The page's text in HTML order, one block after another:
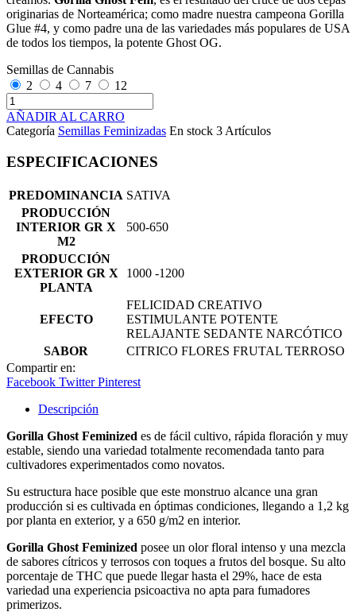
originarias de Norteamérica; como madre nuestra campeona Gorilla
Glue #4, y como padre una de las variedades más populares de USA
de todos los tiempos, la potente Ghost OG.
Semillas de Cannabis
2
4 7 12
AÑADIR AL CARRO
Categoría Semillas Feminizadas En stock 3 Artículos
ESPECIFICACIONES
PREDOMINANCIA SATIVA
PRODUCCIÓN
INTERIOR GR X
M2
500-650
PRODUCCIÓN
EXTERIOR GR X
PLANTA
1000 -1200
EFECTO
FELICIDAD CREATIVO
ESTIMULANTE POTENTE
RELAJANTE SEDANTE NARCÓTICO
SABOR
CITRICO FLORES FRUTAL TERROSO
Compartir en:
Facebook Twitter Pinterest
Descripción
Gorilla Ghost Feminized es de fácil cultivo, rápida floración y muy
estable, siendo una variedad totalmente recomendada tanto para
cultivadores experimentados como novatos.
Su estructura hace posible que este monstruo alcance una gran
producción si es cultivada en óptimas condiciones, llegando a 1,2 kg
por planta en exterior, y a 650 g/m2 en interior.
Gorilla Ghost Feminized posee un olor floral intenso y una mezcla
de sabores cítricos y terrosos con toques a frutos del bosque. Su alto
porcentaje de THC que puede llegar hasta el 29%, hace de esta
variedad una experiencia psicoactiva no apta para fumadores
primerizos.